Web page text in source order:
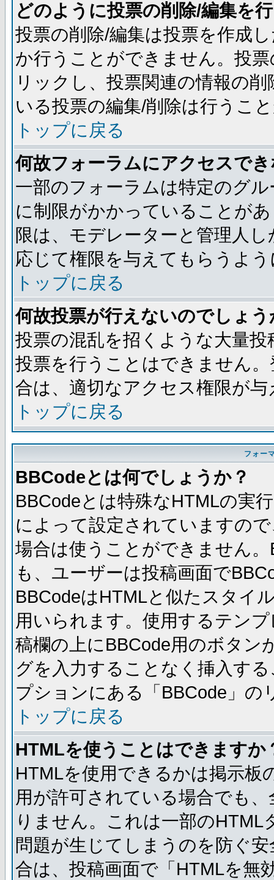
どのように投票の削除/編集を
投票の削除/編集は投票を作成
か行うことができません。投
リックし、投票関連の情報の
いる投票の編集/削除は行うこ
トップに戻る
何故フォーラムにアクセスで
一部のフォーラムは特定のグ
に制限がかかっていることが
限は、モデレーターと管理人
応じて権限を与えてもらうよ
トップに戻る
何故投票が行えないのでしょう
投票の混乱を招くような大量
投票を行うことはできません
合は、適切なアクセス権限が
トップに戻る
フォー
BBCodeとは何でしょうか？
BBCodeとは特殊なHTMLの実
によって設定されていますの
場合は使うことができません
も、ユーザーは投稿画面で
BBCodeはHTMLと似たスタイ
用いられます。使用するテン
稿欄の上にBBCode用のボタン
グを入力することなく挿入す
プションにある「BBCode」
トップに戻る
HTMLを使うことはできますか
HTMLを使用できるかは掲示板
用が許可されている場合でも
りません。これは一部の
問題が生じてしまうのを防ぐ
合は、投稿画面で「HTMLを無